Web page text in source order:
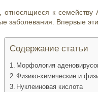
относящиеся к
заболевания. Впервые
Содержание статьи
Морфология
Физико-химические и
Нуклеиновая кислота